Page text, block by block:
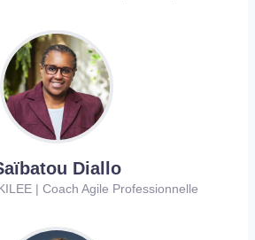
Diallo
| Coach Agile Professionnelle